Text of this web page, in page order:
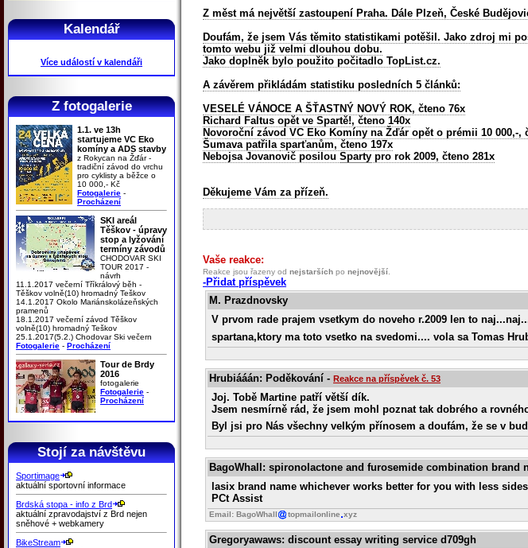
Kalendář
Více událostí v kalendáři
Z fotogalerie
1.1. ve 13h
startujeme VC Eko
komíny a ADS stavby
z Rokycan na Žďár -
tradiční závod do vrchu
pro cyklisty a běžce o
10 000,- Kč
Fotogalerie -
Procházení
SKI areál
Těškov - úpravy
stop a lyžování
termíny závodů
CHODOVAR SKI
TOUR 2017 -
návrh
11.1.2017 večerní Tříkrálový běh -
Těškov volně(10) hromadný Teškov
14.1.2017 Okolo Mariánskolázeňských
pramenů
18.1.2017 večerní závod Těškov
volně(10) hromadný Teškov
25.1.2017(5.2.) Chodovar Ski večern
Fotogalerie - Procházení
Tour de Brdy
2016
fotogalerie
Fotogalerie -
Procházení
Stojí za návštěvu
Sportimage
aktuální sportovní informace
Brdská stopa - info z Brd
aktuální zpravodajství z Brd nejen
sněhové + webkamery
BikeStream
Z měst má největší zastoupení Praha. Dále Plzeň, České
Doufám, že jsem Vás těmito statistikami potěšil. Jako zdroj mi
tomto webu již velmi dlouhou dobu.
Jako doplněk bylo použito počitadlo TopList.cz.
A závěrem přikládám statistiku posledních 5 článků:
VESELÉ VÁNOCE A ŠŤASTNÝ NOVÝ ROK, čteno 76x
Richard Faltus opět ve Spartě!, čteno 140x
Novoroční závod VC Eko Komíny na Žďár opět o prémii 10 000,-,
Šumava patřila sparťanům, čteno 197x
Nebojsa Jovanovič posilou Sparty pro rok 2009, čteno 281x
Děkujeme Vám za přízeň.
Vaše reakce:
Reakce jsou řazeny od nejstarších po nejnovější.
-Přidat příspěvek
M. Prazdnovsky
V prvom rade prajem vsetkym do noveho r.2009 len to
spartana,ktory ma toto vsetko na svedomi.... vola sa Tomas
Hrubiááán: Poděkování - Reakce na příspěvek č. 53
Joj. Tobě Martine patří větší dík.
Jsem nesmírně rád, že jsem mohl poznat tak dobrého a
Byl jsi pro Nás všechny velkým přínosem a doufám, že se v
BagoWhall : spironolactone and furosemide combination brand
lasix brand name whichever works better for you with less
PCt Assist
Email: BagoWhall topmailonline xyz
Gregoryawaws: discount essay writing service d709gh